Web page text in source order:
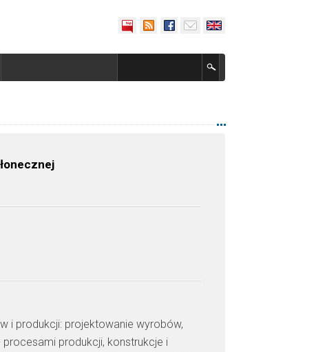
i produkcji: projektowanie wyrobów,
produkcji, konstrukcje i